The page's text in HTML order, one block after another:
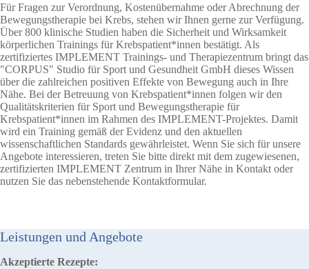
Für Fragen zur Verordnung, Kostenübernahme oder Abrechnung der
Bewegungstherapie bei Krebs, stehen wir Ihnen gerne zur Verfügung.
Über 800 klinische Studien haben die Sicherheit und Wirksamkeit
körperlichen Trainings für Krebspatient*innen bestätigt. Als
zertifiziertes IMPLEMENT Trainings- und Therapiezentrum bringt das
"CORPUS" Studio für Sport und Gesundheit GmbH dieses Wissen
über die zahlreichen positiven Effekte von Bewegung auch in Ihre
Nähe. Bei der Betreuung von Krebspatient*innen folgen wir den
Qualitätskriterien für Sport und Bewegungstherapie für
Krebspatient*innen im Rahmen des IMPLEMENT-Projektes. Damit
wird ein Training gemäß der Evidenz und den aktuellen
wissenschaftlichen Standards gewährleistet. Wenn Sie sich für unsere
Angebote interessieren, treten Sie bitte direkt mit dem zugewiesenen,
zertifizierten IMPLEMENT Zentrum in Ihrer Nähe in Kontakt oder
nutzen Sie das nebenstehende Kontaktformular.
Leistungen und Angebote
Akzeptierte Rezepte: